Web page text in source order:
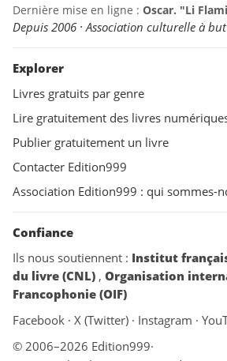
Dernière mise en ligne : Oscar. "Li
Depuis 2006 · Association culturelle à
Explorer
Livres gratuits par genre
Lire gratuitement des livres
Publier gratuitement un livre
Contacter Edition999
Association Edition999 : qui sommes-
Confiance
Ils nous soutiennent : Institut
du livre (CNL) , Organisation
Francophonie (OIF)
Facebook · X (Twitter) · Instagram ·
© 2006–2026 Edition999·